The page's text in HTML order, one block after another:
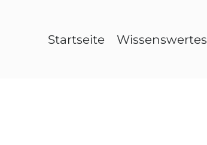
Startseite Wissenswertes